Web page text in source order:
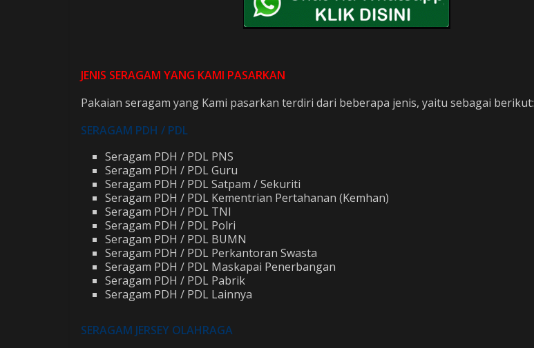
JENIS SERAGAM YANG KAMI PASARKAN
Pakaian seragam yang Kami pasarkan terdiri dari beberapa jenis, yaitu sebagai berikut:
SERAGAM PDH / PDL
Seragam PDH / PDL PNS
Seragam PDH / PDL Guru
Seragam PDH / PDL Satpam / Sekuriti
Seragam PDH / PDL Kementrian Pertahanan (Kemhan)
Seragam PDH / PDL TNI
Seragam PDH / PDL Polri
Seragam PDH / PDL BUMN
Seragam PDH / PDL Perkantoran Swasta
Seragam PDH / PDL Maskapai Penerbangan
Seragam PDH / PDL Pabrik
Seragam PDH / PDL Lainnya
SERAGAM JERSEY OLAHRAGA